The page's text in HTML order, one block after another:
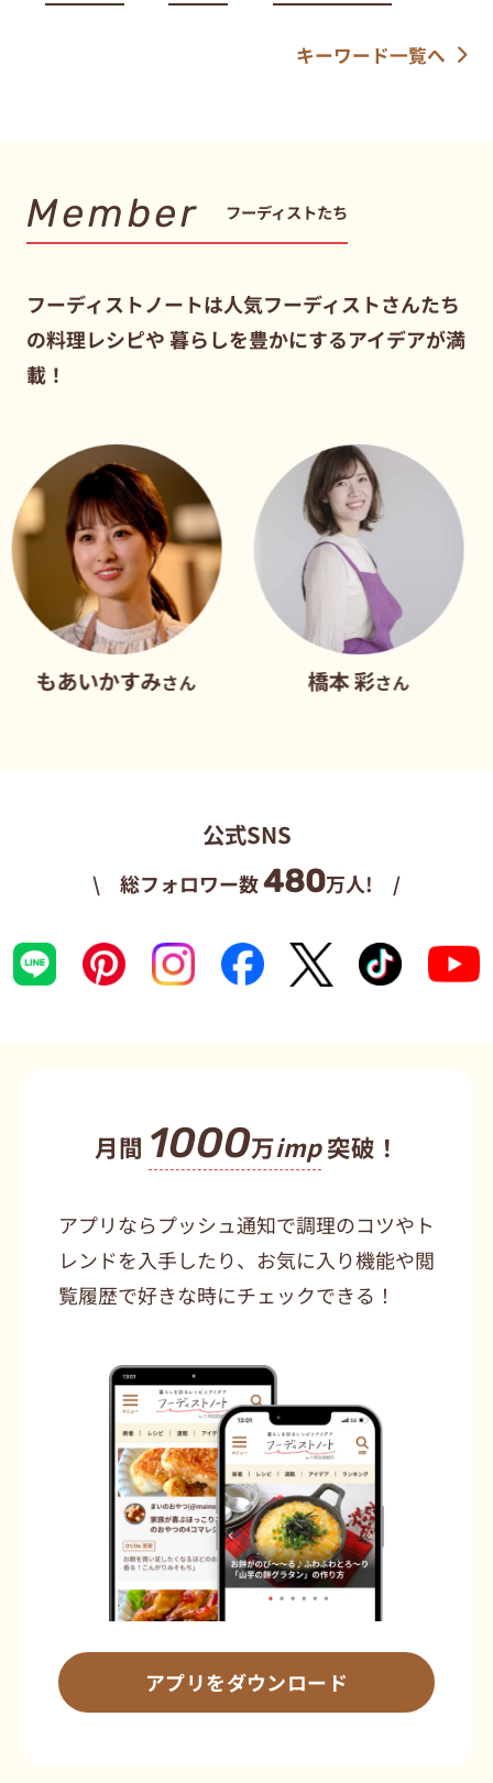
キーワード一覧へ
Member フーディストたち
フーディストノートは人気フーディストさんたち
の料理レシピや暮らしを豊かにするアイデアが満
載！
すみさん さん
公式SNS
\ 総フォロワー数480万人! /
月間 1000万imp突破！
アプリならプッシュ通知で調理のコツやト
レンドを入手したり、お気に入り機能や閲
覧履歴で好きな時にチェックできる！
アプリをダウンロード